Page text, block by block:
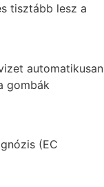
tisztább lesz a
automatikusan
gombák
(EC